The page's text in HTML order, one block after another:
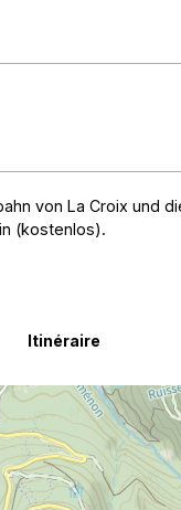
von La Croix und
(kostenlos).
Itinéraire